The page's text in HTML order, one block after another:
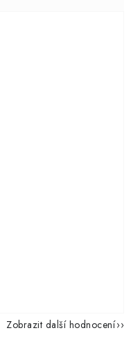
Zobrazit další hodnocení